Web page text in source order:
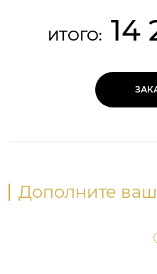
ИТОГО: 14
Дополните